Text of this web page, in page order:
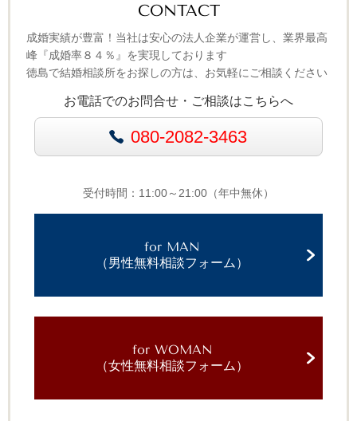
CONTACT
成婚実績が豊富！当社は安心の法人企業が運営し、業界最高
峰『成婚率８４％』を実現しております
徳島で結婚相談所をお探しの方は、お気軽にご相談ください
お電話でのお問合せ・ご相談はこちらへ
080-2082-3463
受付時間：11:00～21:00（年中無休）
for MAN
（男性無料相談フォーム）
for WOMAN
（女性無料相談フォーム）